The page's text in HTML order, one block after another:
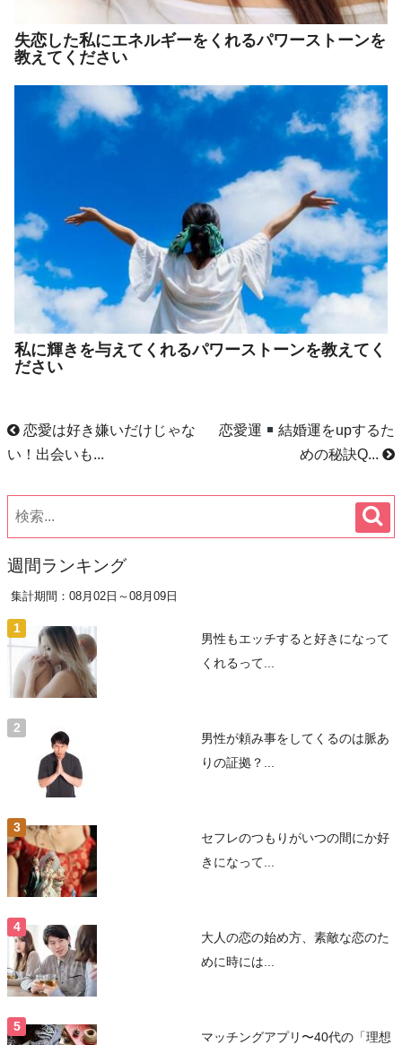
失恋した私にエネルギーをくれるパワーストーンを
教えてください
私に輝きを与えてくれるパワーストーンを教えてく
ださい
恋愛は好き嫌いだけじゃな
い！出会いも...
恋愛運
結婚運をupするた
めの秘訣Q...
週間ランキング
集計期間：08月02日～08月09日
男性もエッチすると好きになって
くれるって...
男性が頼み事をしてくるのは脈あ
りの証拠？...
セフレのつもりがいつの間にか好
きになって...
大人の恋の始め方、素敵な恋のた
めに時には...
マッチングアプリ〜40代の「理想